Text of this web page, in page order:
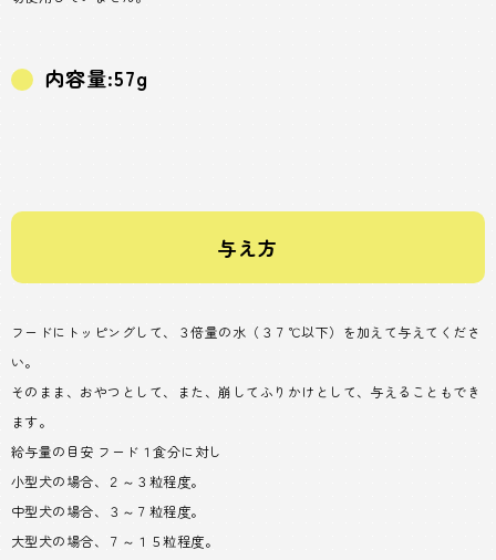
内容量:57g
与え方
フードにトッピングして、３倍量の水（３７℃以下）を加えて与えてくださ
い。
そのまま、おやつとして、また、崩してふりかけとして、与えることもでき
ます。
給与量の目安 フード１食分に対し
小型犬の場合、２～３粒程度。
中型犬の場合、３～７粒程度。
大型犬の場合、７～１５粒程度。